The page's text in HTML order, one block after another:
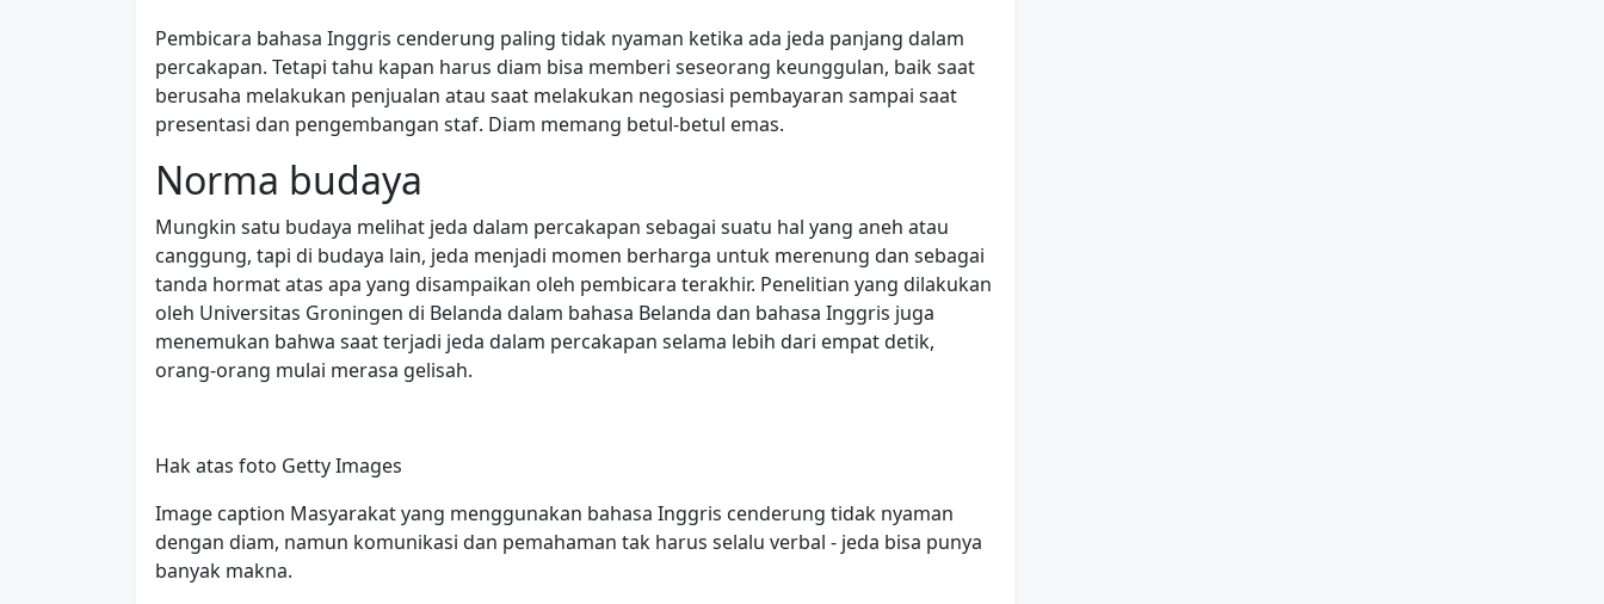
Pembicara bahasa Inggris cenderung paling tidak nyaman ketika ada jeda panjang dalam
percakapan. Tetapi tahu kapan harus diam bisa memberi seseorang keunggulan, baik saat
berusaha melakukan penjualan atau saat melakukan negosiasi pembayaran sampai saat
presentasi dan pengembangan staf. Diam memang betul-betul emas.
Norma budaya
Mungkin satu budaya melihat jeda dalam percakapan sebagai suatu hal yang aneh atau
canggung, tapi di budaya lain, jeda menjadi momen berharga untuk merenung dan sebagai
tanda hormat atas apa yang disampaikan oleh pembicara terakhir. Penelitian yang dilakukan
oleh Universitas Groningen di Belanda dalam bahasa Belanda dan bahasa Inggris juga
menemukan bahwa saat terjadi jeda dalam percakapan selama lebih dari empat detik,
orang-orang mulai merasa gelisah.
Hak atas foto Getty Images
Image caption Masyarakat yang menggunakan bahasa Inggris cenderung tidak nyaman
dengan diam, namun komunikasi dan pemahaman tak harus selalu verbal - jeda bisa punya
banyak makna.